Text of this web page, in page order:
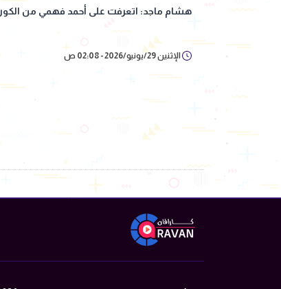
هشام ماجد: اتعرفت على أحمد فهمي من
الإثنين 29/يونيو/2026 - 02:08 ص